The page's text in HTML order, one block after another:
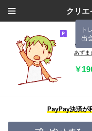
クリエ
ト
出
よつ
あずま
￥
PayPay決済が